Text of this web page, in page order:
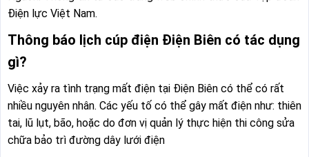
Điện lực Việt Nam.
Thông báo lịch cúp điện Điện Biên có tác dụng
gì?
Việc xảy ra tình trạng mất điện tại Điện Biên có thể có rất
nhiều nguyên nhân. Các yếu tố có thể gây mất điện như: thiên
tai, lũ lụt, bão, hoặc do đơn vị quản lý thực hiện thi công sửa
chữa bảo trì đường dây lưới điện